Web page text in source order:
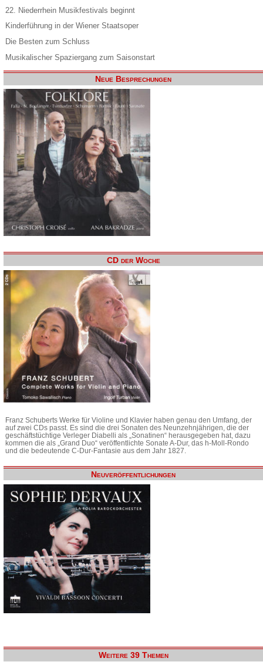
22. Niederrhein Musikfestivals beginnt
Kinderführung in der Wiener Staatsoper
Die Besten zum Schluss
Musikalischer Spaziergang zum Saisonstart
Neue Besprechungen
CD der Woche
Franz Schuberts Werke für Violine und Klavier haben genau den Umfang, der
auf zwei CDs passt. Es sind die drei Sonaten des Neunzehnjährigen, die der
geschäftstüchtige Verleger Diabelli als „Sonatinen“ herausgegeben hat, dazu
kommen die als „Grand Duo“ veröffentlichte Sonate A-Dur, das h-Moll-Rondo
und die bedeutende C-Dur-Fantasie aus dem Jahr 1827.
Neuveröffentlichungen
Weitere 39 Themen